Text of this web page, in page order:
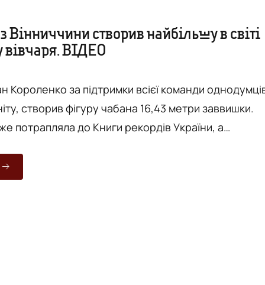
Вінниччини створив найбільшу в світі
вівчаря. ВІДЕО
Короленко за підтримки всієї команди
створив фігуру чабана 16,43 метри заввишки.
потрапляла до Книги рекордів України, а
по сусідству з найбільшою пастушою фермою
комплексі «Фрумушика-Нова». Ідея